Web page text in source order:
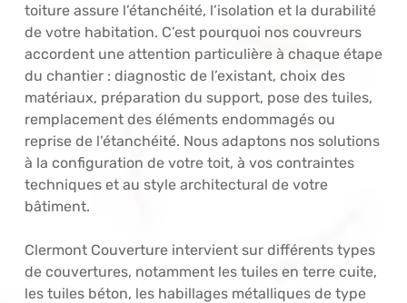
toiture assure l’étanchéité, l’isolation et la durabilité
de votre habitation. C’est pourquoi nos couvreurs
accordent une attention particulière à chaque étape
du chantier : diagnostic de l’existant, choix des
matériaux, préparation du support, pose des tuiles,
remplacement des éléments endommagés ou
reprise de l’étanchéité. Nous adaptons nos solutions
à la configuration de votre toit, à vos contraintes
techniques et au style architectural de votre
bâtiment.
Clermont Couverture intervient sur différents types
de couvertures, notamment les tuiles en terre cuite,
les tuiles béton, les habillages métalliques de type